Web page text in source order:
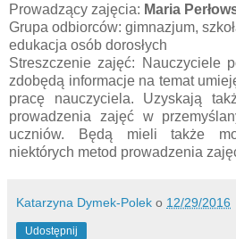
Prowadzący zajęcia: Maria
Grupa odbiorców: gimnazjum,
edukacja osób dorosłych
Streszczenie zajęć: Nauczyciele
zdobędą informacje na temat
pracę nauczyciela. Uzyskają
prowadzenia zajęć w
uczniów. Będą mieli także
niektórych metod prowadzenia
Katarzyna Dymek-Polek o 12/29/2016
Udostępnij